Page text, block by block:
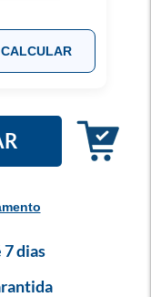
CALCULAR
dias